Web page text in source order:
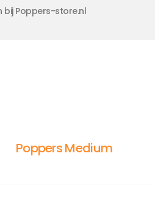
bij Poppers-store.nl
Poppers Medium